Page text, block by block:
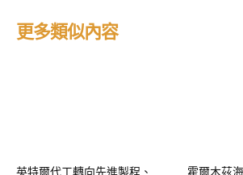
更多類似內容
英特爾代工轉向先進製程、 霍爾木茲